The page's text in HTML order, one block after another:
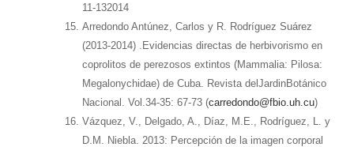
11-132014
Arredondo Antúnez, Carlos y R. Rodríguez Suárez
(2013-2014) .Evidencias directas de herbivorismo en
coprolitos de perezosos extintos (Mammalia: Pilosa:
Megalonychidae) de Cuba. Revista delJardinBotánico
Nacional. Vol.34-35: 67-73 (carredondo@fbio.uh.cu)
Vázquez, V., Delgado, A., Díaz, M.E., Rodríguez, L. y
D.M. Niebla. 2013: Percepción de la imagen corporal